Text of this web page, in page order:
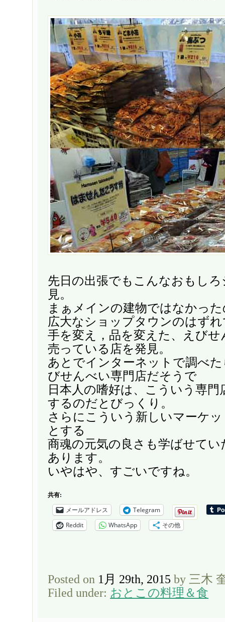
先日の出張でもこんなおもし
見。
まぁメインの建物ではなかっ
広大なショップタウンのはず
手を変え，品を変えた、えび
売っている店を発見。
あとでインターネットで調べ
びせんべい専門店だそうで
日本人の嗜好は、こういう専門
するのだとびっくり。
さらにこういう新しいマーケ
とする
商魂の元気の良さも学ばせて
あります。
いやはや、すごいですね。
共有:
メールアドレス
Telegram
Reddit
WhatsApp その他
Posted on 1月 29th, 2015 by 三木
Filed under: おとこの料理＆食